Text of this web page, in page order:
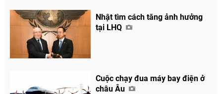
Chia sẻ
Nhật tìm cách tăng ảnh hưởng
tại LHQ
Cuộc chạy đua máy bay điện ở
châu Âu